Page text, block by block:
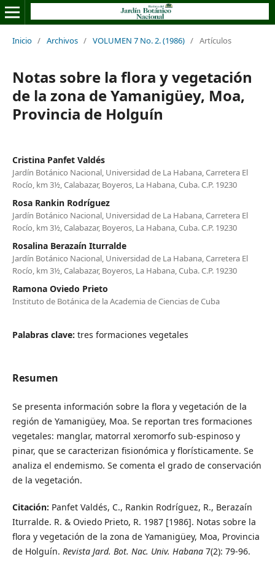
Inicio / Archivos / VOLUMEN 7 No. 2. (1986) / Artículos
Notas sobre la flora y vegetación
de la zona de Yamanigüey, Moa,
Provincia de Holguín
Cristina Panfet Valdés
Jardín Botánico Nacional, Universidad de La Habana, Carretera El
Rocío, km 3½, Calabazar, Boyeros, La Habana, Cuba. C.P. 19230
Rosa Rankin Rodríguez
Jardín Botánico Nacional, Universidad de La Habana, Carretera El
Rocío, km 3½, Calabazar, Boyeros, La Habana, Cuba. C.P. 19230
Rosalina Berazaín Iturralde
Jardín Botánico Nacional, Universidad de La Habana, Carretera El
Rocío, km 3½, Calabazar, Boyeros, La Habana, Cuba. C.P. 19230
Ramona Oviedo Prieto
Instituto de Botánica de la Academia de Ciencias de Cuba
Palabras clave: tres formaciones vegetales
Resumen
Se presenta información sobre la flora y vegetación de la
región de Yamanigüey, Moa. Se reportan tres formaciones
vegetales: manglar, matorral xeromorfo sub-espinoso y
pinar, que se caracterizan fisionómica y florísticamente. Se
analiza el endemismo. Se comenta el grado de conservación
de la vegetación.
Citación: Panfet Valdés, C., Rankin Rodríguez, R., Berazaín
Iturralde. R. & Oviedo Prieto, R. 1987 [1986]. Notas sobre la
flora y vegetación de la zona de Yamanigüey, Moa, Provincia
de Holguín. Revista Jard. Bot. Nac. Univ. Habana 7(2): 79-96.